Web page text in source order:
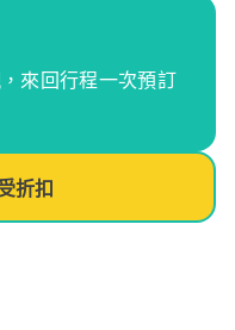
來回行程一次預訂
折扣